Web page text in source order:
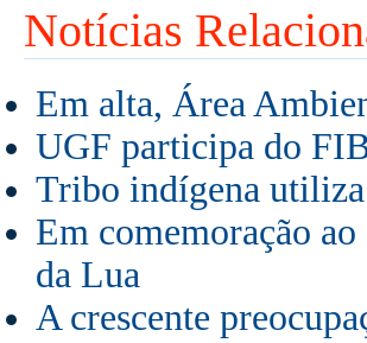
Notícias
Em alta, Área
UGF participa do
Tribo indígena utiliza
Em comemoração
da Lua
A crescente